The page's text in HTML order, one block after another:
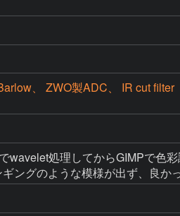
、 ZWO製ADC、 IR cut filter
wavelet処理してからGIMPで色
ングのような模様が出ず、良かっ